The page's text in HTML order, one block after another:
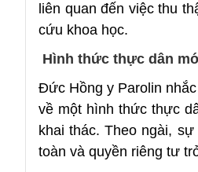
liên quan đến việc thu
cứu khoa học.
Hình thức thực dân
Đức Hồng y Parolin
về một hình thức thực
khai thác. Theo ngài,
toàn và quyền riêng tư